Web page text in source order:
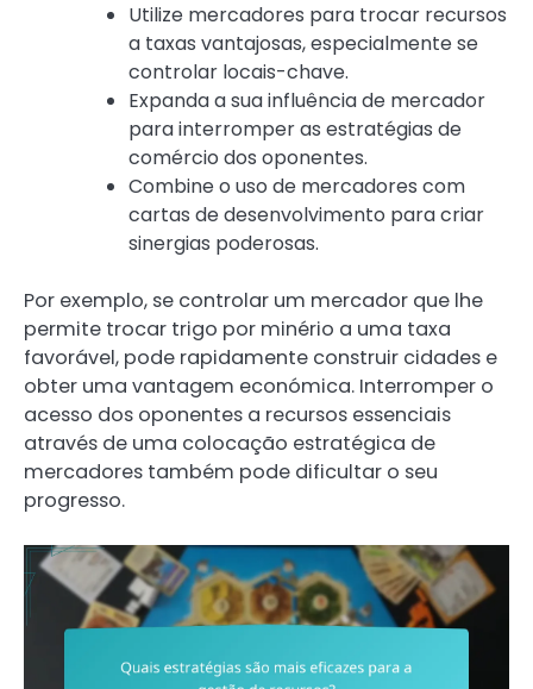
Utilize mercadores para trocar recursos
a taxas vantajosas, especialmente se
controlar locais-chave.
Expanda a sua influência de mercador
para interromper as estratégias de
comércio dos oponentes.
Combine o uso de mercadores com
cartas de desenvolvimento para criar
sinergias poderosas.
Por exemplo, se controlar um mercador que lhe
permite trocar trigo por minério a uma taxa
favorável, pode rapidamente construir cidades e
obter uma vantagem económica. Interromper o
acesso dos oponentes a recursos essenciais
através de uma colocação estratégica de
mercadores também pode dificultar o seu
progresso.